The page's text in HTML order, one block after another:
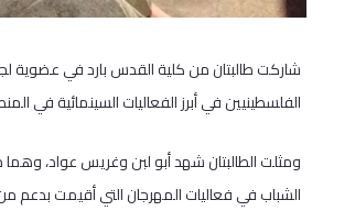
شاركت طالبتان من كلية القدس بارد في عضوية
الفلسطينيين في أبرز الفعاليات السينمائية في
ومثلت الطالبتان شهد أبو لبن وغريس عواد، وهما
الشباب في فعاليات المهرجان التي أقيمت